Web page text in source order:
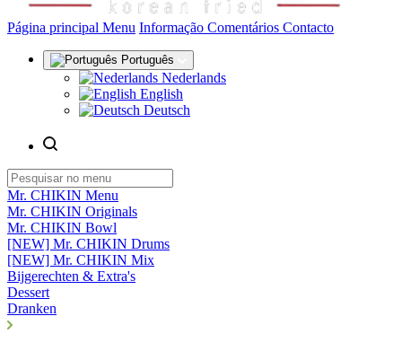
Página principal (actual)
Menu Informação Comentários Contacto
Português
Nederlands
English
Deutsch
Mr. CHIKIN Menu
Mr. CHIKIN Originals
Mr. CHIKIN Bowl
[NEW] Mr. CHIKIN Drums
[NEW] Mr. CHIKIN Mix
Bijgerechten & Extra's
Dessert
Dranken